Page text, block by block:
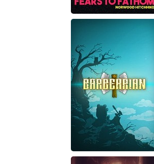
Fears to Fathom -
Hitchhike